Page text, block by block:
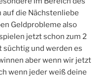
auf die Nächstenliebe
Geldprobleme also
jetzt schon zum 2
süchtig und werden es
aber wenn wir jetzt
wenn jeder weiß deine